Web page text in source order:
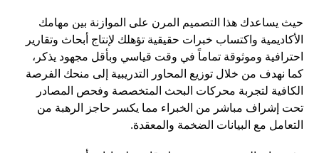
حيث يساعدك هذا التصميم المرن على الموازنة بين مهامك
الأكاديمية واكتساب خبرات حقيقية تؤهلك لإنتاج أبحاث وتقارير
احترافية وموثوقة تماماً في وقت قياسي وبأقل مجهود يذكر،
كما نهدف من خلال توزيع المحاور التدريبية إلى منحك الفرصة
الكافية لتجربة محركات البحث المتخصصة وفحص المصادر
تحت إشراف مباشر من الخبراء مما يكسر حاجز الرهبة من
التعامل مع البيانات الضخمة والمعقدة.